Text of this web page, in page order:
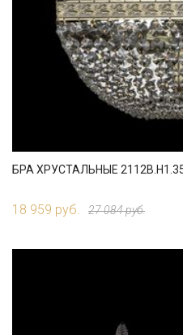
БРА ХРУСТАЛЬНЫЕ
18 959 руб. 27 084 руб.